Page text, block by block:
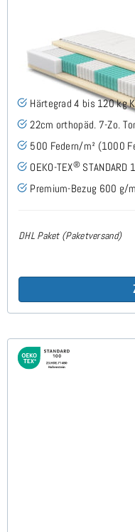
SERA H4 (TENCEL™
Härtegrad 4 bis 120 kg
22cm orthopäd. 7-Zo.
500 Federn/m² (1000
OEKO-TEX®
Premium-Bezug 600 g/
DHL Paket (Paketversand)